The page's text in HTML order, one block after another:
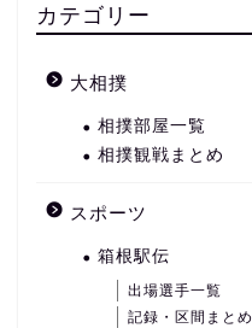
カテゴリー
大相撲
相撲部屋一覧
相撲観戦まとめ
スポーツ
箱根駅伝
出場選手一覧
記録・区間まとめ